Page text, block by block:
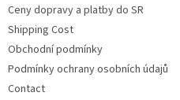
Ceny dopravy a platby do SR
Shipping Cost
Obchodní podmínky
Podmínky ochrany osobních údajů
Contact